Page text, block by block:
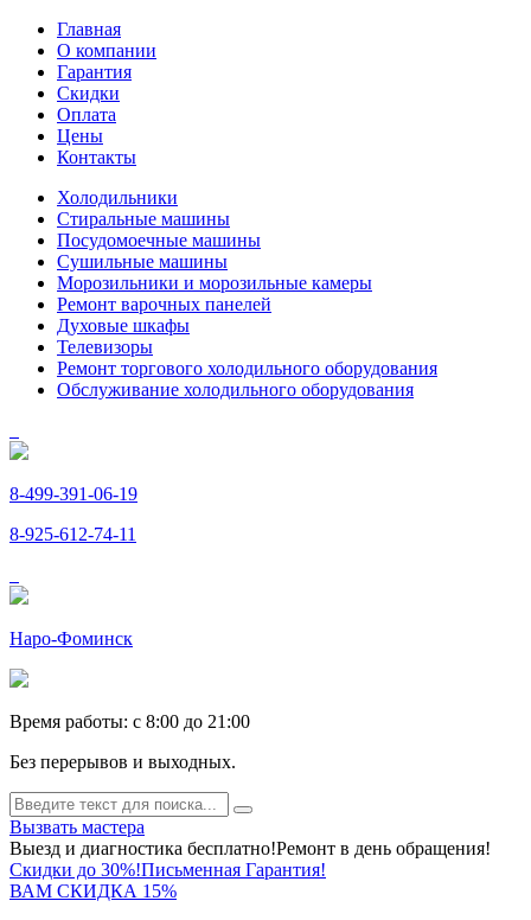
Главная
О компании
Гарантия
Скидки
Оплата
Цены
Контакты
Холодильники
Стиральные машины
Посудомоечные машины
Сушильные машины
Морозильники и морозильные камеры
Ремонт варочных панелей
Духовые шкафы
Телевизоры
Ремонт торгового холодильного оборудования
Обслуживание холодильного оборудования
8-499-391-06-19
8-925-612-74-11
Наро-Фоминск
Время работы: c 8:00 до 21:00
Без перерывов и выходных.
Вызвать мастера
Выезд и диагностика бесплатно!Ремонт в день обращения!
Скидки до 30%!Письменная Гарантия!
ВАМ СКИДКА 15%